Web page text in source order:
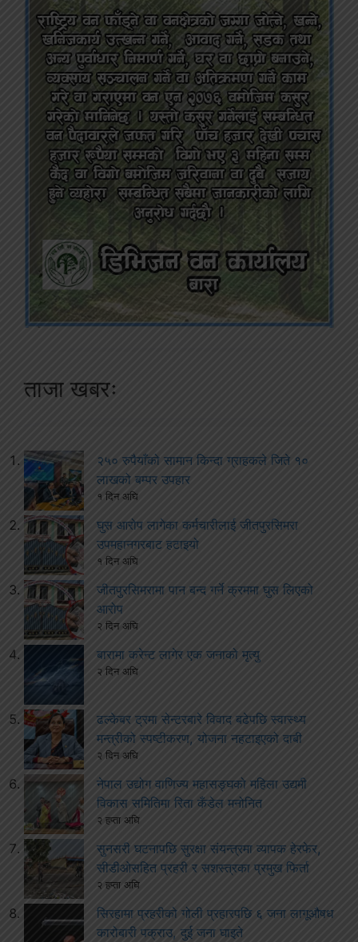
ताजा खबरः
२५० रुपैयाँको सामान किन्दा ग्राहकले जिते १०
लाखको बम्पर उपहार
१ दिन अघि
घुस आरोप लागेका कर्मचारीलाई जीतपुरसिमरा
उपमहानगरबाट हटाइयो
१ दिन अघि
जीतपुरसिमरामा पान बन्द गर्ने क्रममा घुस लिएको
आरोप
२ दिन अघि
बारामा करेन्ट लागेर एक जनाको मृत्यु
२ दिन अघि
ढल्केबर ट्रमा सेन्टरबारे विवाद बढेपछि स्वास्थ्य
मन्त्रीको स्पष्टीकरण, योजना नहटाइएको दाबी
२ दिन अघि
नेपाल उद्योग वाणिज्य महासङ्घको महिला उद्यमी
विकास समितिमा रिता कँडेल मनोनित
२ हप्ता अघि
सुनसरी घटनापछि सुरक्षा संयन्त्रमा व्यापक हेरफेर,
सीडीओसहित प्रहरी र सशस्त्रका प्रमुख फिर्ता
२ हप्ता अघि
सिरहामा प्रहरीको गोली प्रहारपछि ६ जना लागूऔषध
कारोबारी पक्राउ, दुई जना घाइते